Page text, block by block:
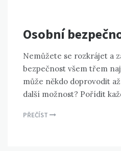
Osobní
Nemůžete se rozkrájet a
bezpečnost všem třem
může někdo doprovodit
další možnost? Pořídit
PŘEČÍST